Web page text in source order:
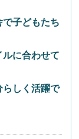
子どもたち
に合わせて
しく活躍で